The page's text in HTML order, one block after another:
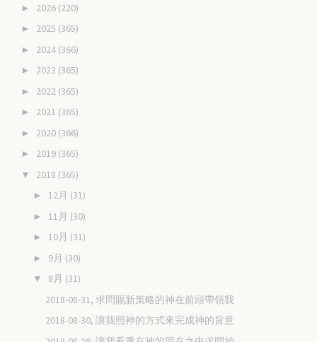
► 2026 (220)
► 2025 (365)
► 2024 (366)
► 2023 (365)
► 2022 (365)
► 2021 (365)
► 2020 (366)
► 2019 (365)
▼ 2018 (365)
► 12月 (31)
► 11月 (30)
► 10月 (31)
► 9月 (30)
▼ 8月 (31)
2018-08-31, 求問賜新策略的神在前頭帶領我
2018-08-30, 讓我照神的方式來完成神的旨意